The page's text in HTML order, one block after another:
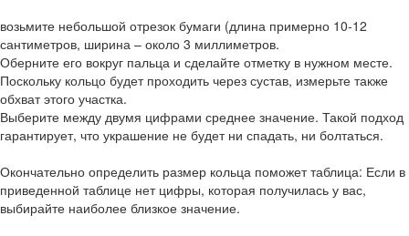
возьмите небольшой отрезок бумаги (длина примерно 10-12
сантиметров, ширина – около 3 миллиметров.
Оберните его вокруг пальца и сделайте отметку в нужном месте.
Поскольку кольцо будет проходить через сустав, измерьте также
обхват этого участка.
Выберите между двумя цифрами среднее значение. Такой подход
гарантирует, что украшение не будет ни спадать, ни болтаться.
Окончательно определить размер кольца поможет таблица: Если в
приведенной таблице нет цифры, которая получилась у вас,
выбирайте наиболее близкое значение.